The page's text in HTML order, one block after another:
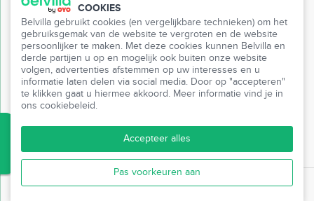
COOKIES
Belvilla gebruikt cookies (en vergelijkbare technieken) om het
gebruiksgemak van de website te vergroten en de website
persoonlijker te maken. Met deze cookies kunnen Belvilla en
derde partijen u op en mogelijk ook buiten onze website
volgen, advertenties afstemmen op uw interesses en u
informatie laten delen via social media. Door op "accepteren"
te klikken gaat u hiermee akkoord. Meer informatie vind je in
ons cookiebeleid.
Accepteer alles
Pas voorkeuren aan
Klantenservice
Mijn Belvilla
Pers
Partnerprogramma
Reisbureaus
© Belvilla 1980 - 2026 'Belvilla' en hetBelvilla-logo zijn